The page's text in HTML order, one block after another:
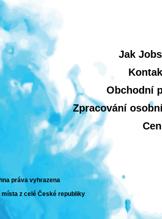
Jak
Obchodní
Zpracování
práva vyhrazena
z celé České republiky